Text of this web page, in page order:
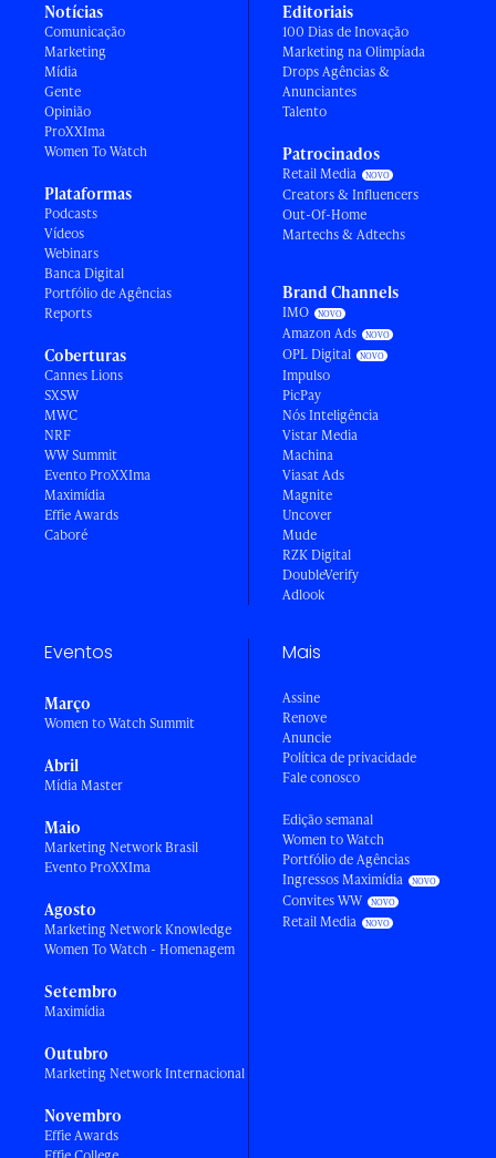
Notícias
Comunicação
Marketing
Mídia
Gente
Opinião
ProXXIma
Women To Watch
Plataformas
Podcasts
Vídeos
Webinars
Banca Digital
Portfólio de Agências
Reports
Coberturas
Cannes Lions
SXSW
MWC
NRF
WW Summit
Evento ProXXIma
Maximídia
Effie Awards
Caboré
Editoriais
100 Dias de Inovação
Marketing na Olimpíada
Drops Agências &
Anunciantes
Talento
Patrocinados
Retail Media
Creators & Influencers
Out-Of-Home
Martechs & Adtechs
Brand Channels
IMO
Amazon Ads
OPL Digital
Impulso
PicPay
Nós Inteligência
Vistar Media
Machina
Viasat Ads
Magnite
Uncover
Mude
RZK Digital
DoubleVerify
Adlook
Eventos
Março
Women to Watch Summit
Abril
Mídia Master
Maio
Marketing Network Brasil
Evento ProXXIma
Agosto
Marketing Network Knowledge
Women To Watch - Homenagem
Setembro
Maximídia
Outubro
Marketing Network Internacional
Novembro
Effie Awards
Mais
Assine
Renove
Anuncie
Política de privacidade
Fale conosco
Edição semanal
Women to Watch
Portfólio de Agências
Ingressos Maximídia
Convites WW
Retail Media